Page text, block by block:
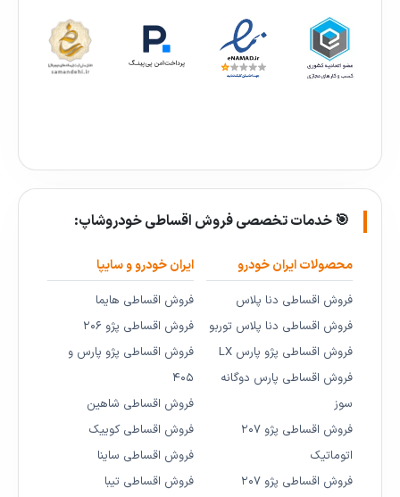
🎯 خدمات تخصصی فروش اقساطی خودروشاپ:
محصولات ایران خودرو
فروش اقساطی دنا پلاس
فروش اقساطی دنا پلاس توربو
فروش اقساطی پژو پارس LX
فروش اقساطی پارس دوگانه
سوز
فروش اقساطی پژو ۲۰۷
اتوماتیک
فروش اقساطی پژو ۲۰۷
ایران خودرو و سایپا
فروش اقساطی هایما
فروش اقساطی پژو ۲۰۶
فروش اقساطی پژو پارس و
۴۰۵
فروش اقساطی شاهین
فروش اقساطی کوییک
فروش اقساطی ساینا
فروش اقساطی تیبا